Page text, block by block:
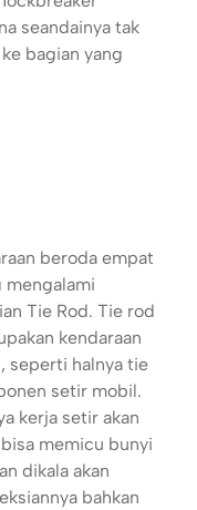
seandainya tak
bagian yang
beroda empat
mengalami
Tie Rod. Tie rod
kendaraan
seperti halnya tie
setir mobil.
kerja setir akan
memicu bunyi
dikala akan
bahkan